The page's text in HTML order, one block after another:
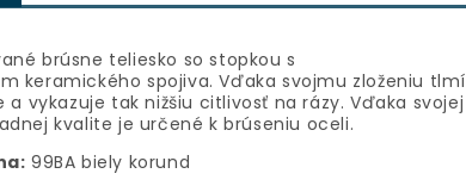
brúsne teliesko so stopkou s
keramického spojiva. Vďaka svojmu zloženiu tlmí
a vykazuje tak nižšiu citlivosť na rázy. Vďaka svojej
kvalite je určené k brúseniu oceli.
99BA biely korund